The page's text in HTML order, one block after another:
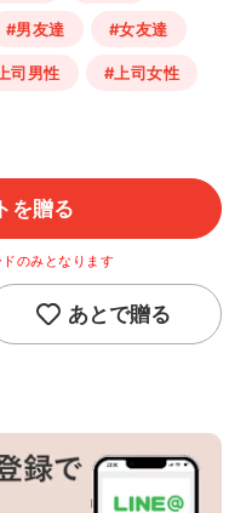
#男友達 #女友達
司男性 #上司女性
を贈る
のみとなります
あとで贈る